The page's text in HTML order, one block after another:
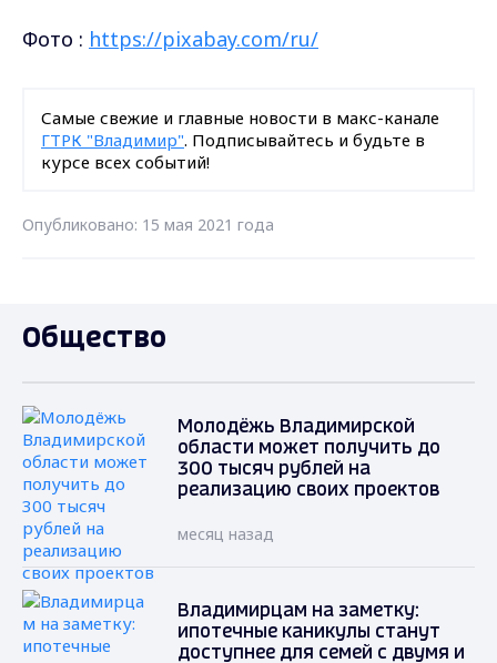
Фото : https://pixabay.com/ru/
Самые свежие и главные новости в макс-канале
ГТРК "Владимир". Подписывайтесь и будьте в
курсе всех событий!
Опубликовано: 15 мая 2021 года
Общество
Молодёжь Владимирской
области может получить до
300 тысяч рублей на
реализацию своих проектов
месяц назад
Владимирцам на заметку:
ипотечные каникулы станут
доступнее для семей с двумя и